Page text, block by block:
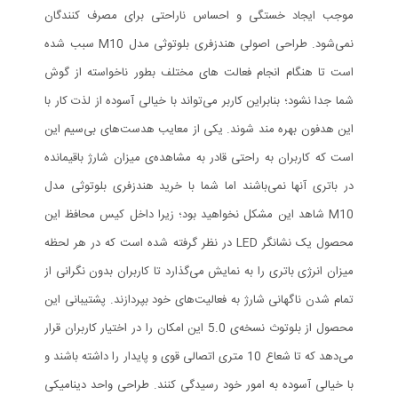
موجب ایجاد خستگی و احساس ناراحتی برای مصرف کنندگان
نمی‌شود. طراحی اصولی هندزفری بلوتوثی مدل M10 سبب شده
است تا هنگام انجام فعالت های مختلف بطور ناخواسته از گوش
شما جدا نشود؛ بنابراین کاربر می‌تواند با خیالی آسوده از لذت کار با
این هدفون بهره مند شوند. یکی از معایب هدست‌های بی‌سیم این
است که کاربران به راحتی قادر به مشاهده‌ی میزان شارژ باقیمانده
در باتری آنها نمی‌باشند اما شما با خرید هندزفری بلوتوثی مدل
M10 شاهد این مشکل نخواهید بود؛ زیرا داخل کیس محافظ این
محصول یک نشانگر LED در نظر گرفته شده است که در هر لحظه
میزان انرژی باتری را به نمایش می‌گذارد تا کاربران بدون نگرانی از
تمام شدن ناگهانی شارژ به فعالیت‌های خود بپردازند. پشتیبانی این
محصول از بلوتوث نسخه‌ی 5.0 این امکان را در اختیار کاربران قرار
می‌دهد که تا شعاع 10 متری اتصالی قوی و پایدار را داشته باشند و
با خیالی آسوده به امور خود رسیدگی کنند. طراحی واحد دینامیکی